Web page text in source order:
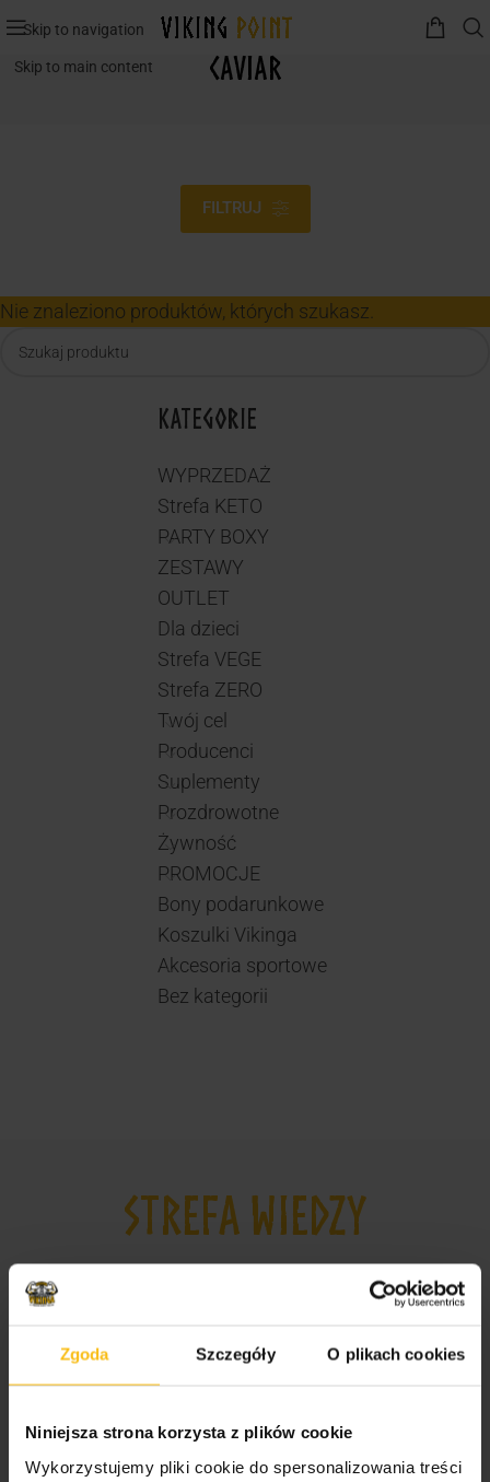
Zgoda Szczegóły O plikach cookies
Niniejsza strona korzysta z plików cookie
Wykorzystujemy pliki cookie do spersonalizowania treści
Skip to navigation
Skip to main content caviar
KATEGORIE
WYPRZEDAŻ
Strefa KETO
PARTY BOXY
ZESTAWY
OUTLET
Dla dzieci
Strefa VEGE
Strefa ZERO
Twój cel
Producenci
Suplementy
Prozdrowotne
Żywność
PROMOCJE
Bony podarunkowe
Koszulki Vikinga
Akcesoria sportowe
Bez kategorii
FILTRUJ
Nie znaleziono produktów, których szukasz.
STREFA WIEDZY
Odżywki, witaminy i minerały dla sportowców i
Suplementy dla mężczyzn i kobiet
Jak wybrać odpowiednie odżywki dla
Najlepsze suplementy dla sportowców